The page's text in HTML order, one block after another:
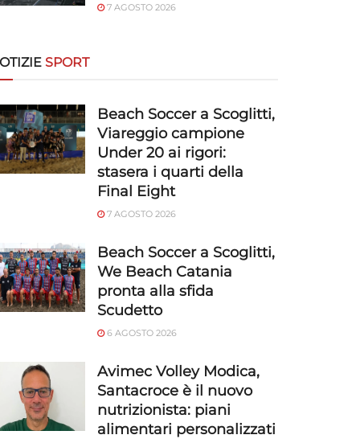
7 AGOSTO 2026
SPORT
Beach Soccer a Scoglitti,
Viareggio campione
Under 20 ai rigori:
stasera i quarti della
Final Eight
7 AGOSTO 2026
Beach Soccer a Scoglitti,
We Beach Catania
pronta alla sfida
Scudetto
6 AGOSTO 2026
Avimec Volley Modica,
Santacroce è il nuovo
nutrizionista: piani
alimentari personalizzati